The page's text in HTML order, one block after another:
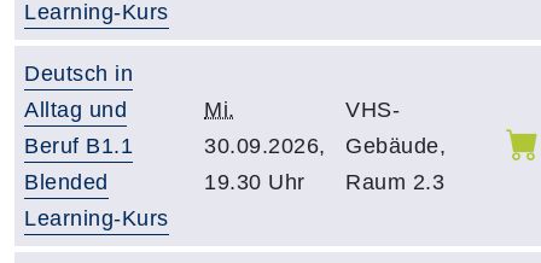
Learning-Kurs
Deutsch in
Alltag und
Beruf B1.1
Blended
Learning-Kurs
Mi.
30.09.2026,
19.30 Uhr
VHS-
Gebäude,
Raum 2.3